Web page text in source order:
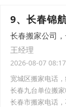
9、长春锦
长春搬家公司
王经理
2026-08-07 08:17
宽城区搬家电话
长春九台单位搬
长春市搬家电话